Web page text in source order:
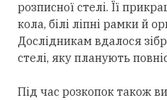
розписної стелі. Її
кола, білі ліпні рамки й
Дослідникам вдалося
стелі, яку планують
Під час розкопок також